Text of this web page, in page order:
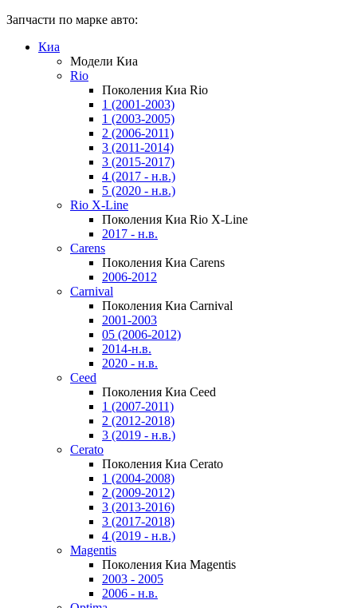
Запчасти по марке авто:
Киа
Модели Киа
Rio
Поколения Киа Rio
1 (2001-2003)
1 (2003-2005)
2 (2006-2011)
3 (2011-2014)
3 (2015-2017)
4 (2017 - н.в.)
5 (2020 - н.в.)
Rio X-Line
Поколения Киа Rio X-Line
2017 - н.в.
Carens
Поколения Киа Carens
2006-2012
Carnival
Поколения Киа Carnival
2001-2003
05 (2006-2012)
2014-н.в.
2020 - н.в.
Ceed
Поколения Киа Ceed
1 (2007-2011)
2 (2012-2018)
3 (2019 - н.в.)
Cerato
Поколения Киа Cerato
1 (2004-2008)
2 (2009-2012)
3 (2013-2016)
3 (2017-2018)
4 (2019 - н.в.)
Magentis
Поколения Киа Magentis
2003 - 2005
2006 - н.в.